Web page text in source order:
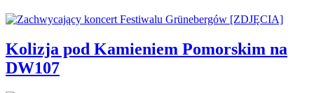
Kolizja pod Kamieniem Pomorskim na
DW107